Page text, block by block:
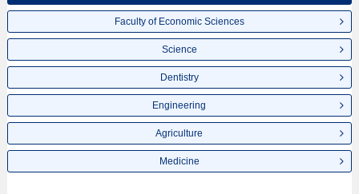
Faculty of Economic Sciences
Science
Dentistry
Engineering
Agriculture
Medicine